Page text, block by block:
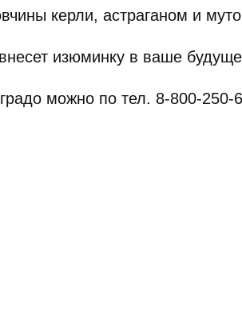
керли, астраганом и
изюминку в ваше
можно по тел. 8-800-250-